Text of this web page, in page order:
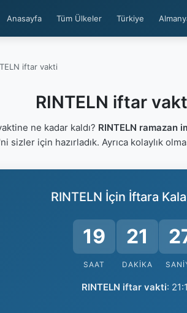
Anasayfa Tüm Ülkeler Türkiye
iftar vakti
RINTELN iftar
ne kadar kaldı? RINTELN ramazan
sizler için hazırladık. Ayrıca kolaylık
RINTELN İçin İftara
19
SAAT
21
DAKIKA
RINTELN iftar vakti: